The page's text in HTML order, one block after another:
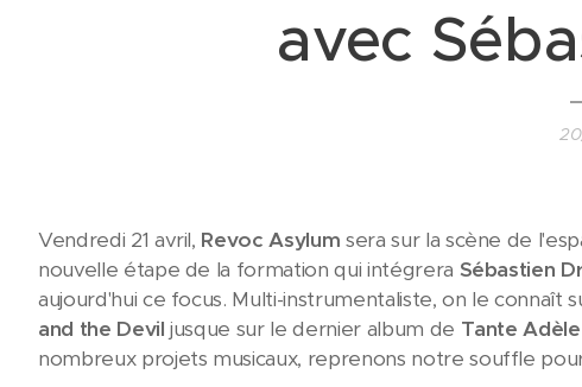
avec
Vendredi 21 avril, Revoc Asylum sera sur la scène de
nouvelle étape de la formation qui intégrera Sébastien
aujourd'hui ce focus. Multi-instrumentaliste, on le
and the Devil jusque sur le dernier album de Tante
nombreux projets musicaux, reprenons notre souffle